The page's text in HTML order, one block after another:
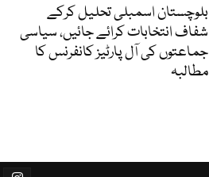
بلوچستان اسمبلی تحلیل کرکے
شفاف انتخابات کرائے جائیں، سیاسی
جماعتوں کی آل پارٹیز کانفرنس کا
مطالبہ